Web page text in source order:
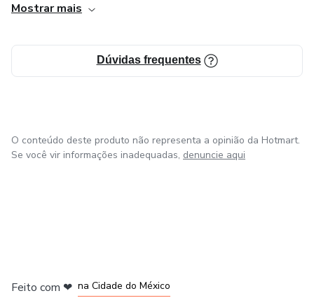
Mostrar mais
Dúvidas frequentes
O conteúdo deste produto não representa a opinião da Hotmart.
Se você vir informações inadequadas, denuncie aqui
Feito com ❤ na Cidade do México